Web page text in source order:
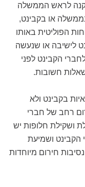
לראש הממשלה
או בקבינט,
הפוליטית באותו
לישיבה או שנעשה
הקבינט לפני
חשובות.
בקבינט ולא
רחב של חברי
ושקילת חלופות יש
הקבינט ושמיעת
חירום מיוחדות